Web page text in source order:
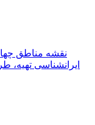
نقشه مناطق
ایرانشناسی